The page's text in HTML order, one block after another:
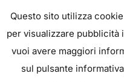
IL PORTALE
La salute è come il
vera idea del suo
Questo sito utilizza
per visualizzare pubblicità
vuoi avere maggiori
sul pulsante